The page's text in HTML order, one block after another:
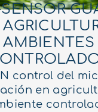
AMBIENTES
control del
en